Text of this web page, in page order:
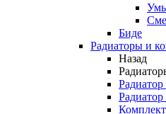
Биде
Радиаторы и
Назад